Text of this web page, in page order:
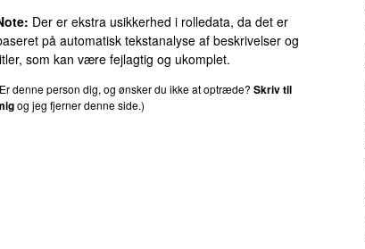
Der er ekstra usikkerhed i rolledata, da det er
på automatisk tekstanalyse af beskrivelser og
som kan være fejlagtig og ukomplet.
denne person dig, og ønsker du ikke at optræde? Skriv til
og jeg fjerner denne side.)